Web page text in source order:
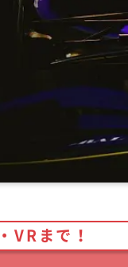
VRまで！